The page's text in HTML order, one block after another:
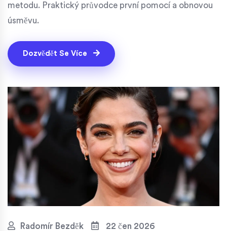
metodu. Praktický průvodce první pomocí a obnovou
úsměvu.
Dozvědět Se Více
Radomír Bezděk
22 čen 2026